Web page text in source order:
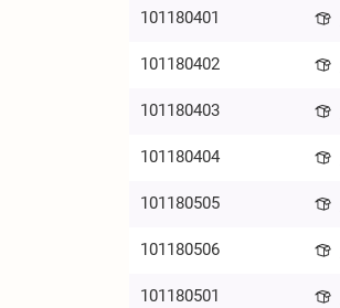
101180401
101180402
101180403
101180404
101180505
101180506
101180501